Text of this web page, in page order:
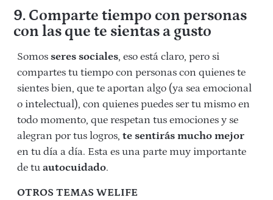
9. Comparte tiempo con personas
con las que te sientas a gusto
Somos seres sociales, eso está claro, pero si
compartes tu tiempo con personas con quienes te
sientes bien, que te aportan algo (ya sea emocional
o intelectual), con quienes puedes ser tu mismo en
todo momento, que respetan tus emociones y se
alegran por tus logros, te sentirás mucho mejor
en tu día a día. Esta es una parte muy importante
de tu autocuidado.
OTROS TEMAS WELIFE